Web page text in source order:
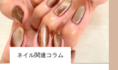
ネイル関連コラム